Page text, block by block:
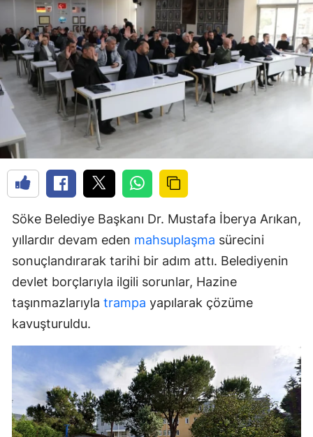
Söke Belediye Başkanı Dr. Mustafa İberya Arıkan,
yıllardır devam eden mahsuplaşma sürecini
sonuçlandırarak tarihi bir adım attı. Belediyenin
devlet borçlarıyla ilgili sorunlar, Hazine
taşınmazlarıyla trampa yapılarak çözüme
kavuşturuldu.